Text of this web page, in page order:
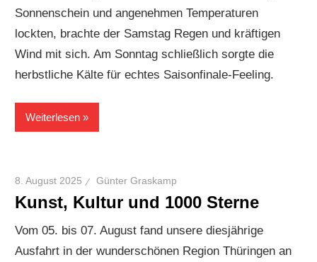
Sonnenschein und angenehmen Temperaturen
lockten, brachte der Samstag Regen und kräftigen
Wind mit sich. Am Sonntag schließlich sorgte die
herbstliche Kälte für echtes Saisonfinale-Feeling.
Weiterlesen
8. August 2025 Günter Graskamp
Kunst, Kultur und 1000 Sterne
Vom 05. bis 07. August fand unsere diesjährige
Ausfahrt in der wunderschönen Region Thüringen an